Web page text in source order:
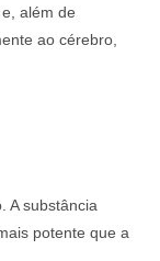
além de
ao cérebro,
A substância
potente que a